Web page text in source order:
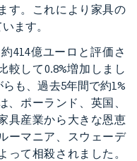
す。これにより家具の
ます。
414億ユーロと評価さ
較して0.8%増加しまし
も、過去5年間で約1%
、ポーランド、英国、
具産業から大きな恩恵
ーマニア、スウェーデ
って相殺されました。